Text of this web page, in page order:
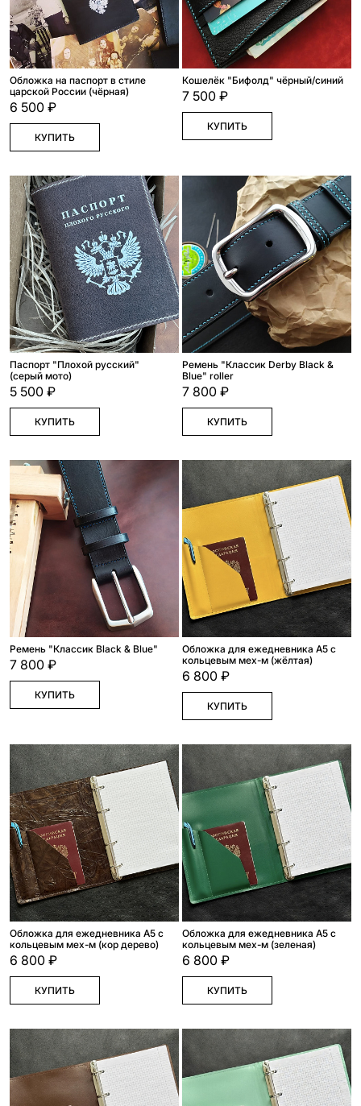
Обложка на паспорт в стиле
царской России (чёрная)
6 500 ₽
КУПИТЬ
Кошелёк "Бифолд" чёрный/синий
7 500 ₽
КУПИТЬ
Паспорт "Плохой русский"
(серый мото)
5 500 ₽
КУПИТЬ
Ремень "Классик Derby Black &
Blue" roller
7 800 ₽
КУПИТЬ
Ремень "Классик Black & Blue"
7 800 ₽
КУПИТЬ
Обложка для ежедневника А5 с
кольцевым мех-м (жёлтая)
6 800 ₽
КУПИТЬ
Обложка для ежедневника А5 с
кольцевым мех-м (кор дерево)
6 800 ₽
КУПИТЬ
Обложка для ежедневника А5 с
кольцевым мех-м (зеленая)
6 800 ₽
КУПИТЬ